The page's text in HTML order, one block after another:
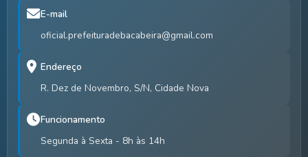
E-mail
oficial.prefeituradebacabeira@gmail.com
Endereço
R. Dez de Novembro, S/N, Cidade Nova
Funcionamento
Segunda à Sexta - 8h às 14h